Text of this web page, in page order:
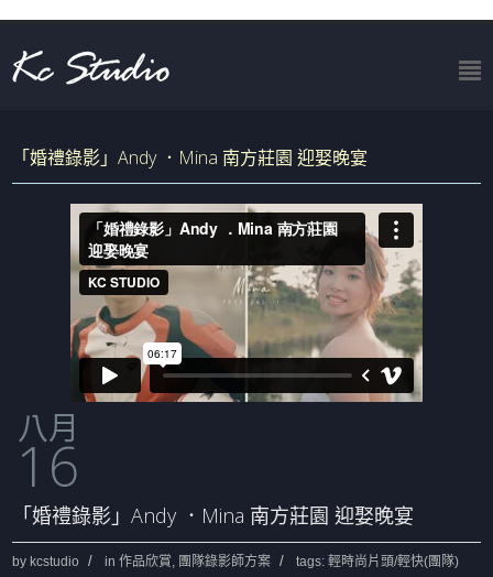
「婚禮錄影」Andy ．Mina 南方莊園 迎娶晚宴
八月
16
「婚禮錄影」Andy ．Mina 南方莊園 迎娶晚宴
by kcstudio in作品欣賞, 團隊錄影師方案 tags:輕時尚片頭/輕快(團隊)